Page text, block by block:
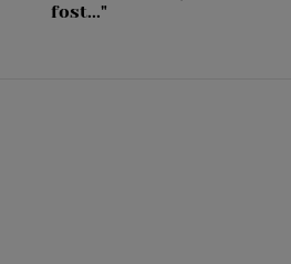
fost..."